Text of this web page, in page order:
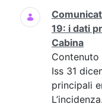
19: i dati
Cabina
Contenuto
Iss 31
principali